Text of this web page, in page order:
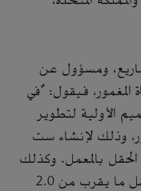
ومسؤول عن
فيقول: "في
الأولية لتطوير
وذلك لإنشاء ست
بالمعمل. وكذلك
خطي أنابيب بطول 160 كيلومترًا لنقل ما يقرب من 2.0